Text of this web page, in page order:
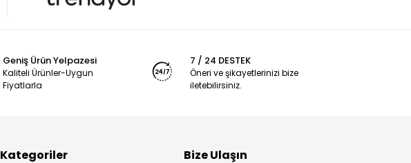
Geniş Ürün Yelpazesi
Kaliteli Ürünler-Uygun
Fiyatlarla
7 / 24 DESTEK
Öneri ve şikayetlerinizi bize
iletebilirsiniz.
Kategoriler Bize Ulaşın